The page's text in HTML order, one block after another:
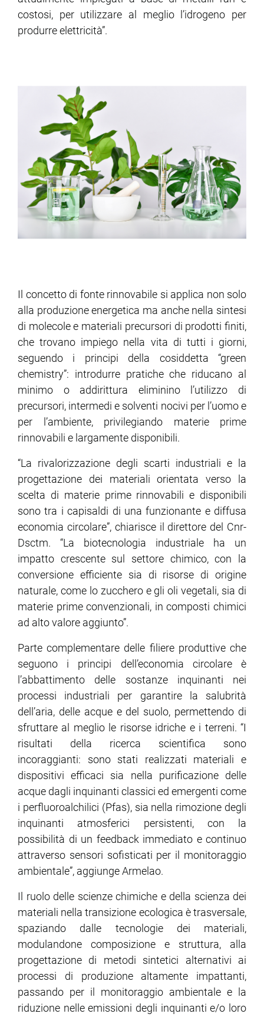
costosi, per utilizzare al meglio l’idrogeno per
produrre elettricità”.
Il concetto di fonte rinnovabile si applica non solo
alla produzione energetica ma anche nella sintesi
di molecole e materiali precursori di prodotti finiti,
che trovano impiego nella vita di tutti i giorni,
seguendo i principi della cosiddetta “green
chemistry”: introdurre pratiche che riducano al
minimo o addirittura eliminino l’utilizzo di
precursori, intermedi e solventi nocivi per l’uomo e
per l’ambiente, privilegiando materie prime
rinnovabili e largamente disponibili.
“La rivalorizzazione degli scarti industriali e la
progettazione dei materiali orientata verso la
scelta di materie prime rinnovabili e disponibili
sono tra i capisaldi di una funzionante e diffusa
economia circolare”, chiarisce il direttore del Cnr-
Dsctm. “La biotecnologia industriale ha un
impatto crescente sul settore chimico, con la
conversione efficiente sia di risorse di origine
naturale, come lo zucchero e gli oli vegetali, sia di
materie prime convenzionali, in composti chimici
ad alto valore aggiunto”.
Parte complementare delle filiere produttive che
seguono i principi dell’economia circolare è
l’abbattimento delle sostanze inquinanti nei
processi industriali per garantire la salubrità
dell’aria, delle acque e del suolo, permettendo di
sfruttare al meglio le risorse idriche e i terreni. “I
risultati della ricerca scientifica sono
incoraggianti: sono stati realizzati materiali e
dispositivi efficaci sia nella purificazione delle
acque dagli inquinanti classici ed emergenti come
i perfluoroalchilici (Pfas), sia nella rimozione degli
inquinanti atmosferici persistenti, con la
possibilità di un feedback immediato e continuo
attraverso sensori sofisticati per il monitoraggio
ambientale”, aggiunge Armelao.
Il ruolo delle scienze chimiche e della scienza dei
materiali nella transizione ecologica è trasversale,
spaziando dalle tecnologie dei materiali,
modulandone composizione e struttura, alla
progettazione di metodi sintetici alternativi ai
processi di produzione altamente impattanti,
passando per il monitoraggio ambientale e la
riduzione nelle emissioni degli inquinanti e/o loro